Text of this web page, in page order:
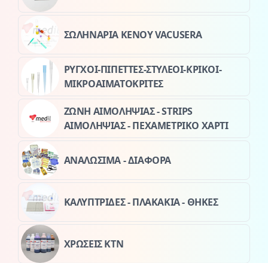
ΣΩΛΗΝΑΡΙΑ ΚΕΝΟΥ VACUSERA
ΡΥΓΧΟΙ-ΠΙΠΕΤΤΕΣ-ΣΤΥΛΕΟΙ-ΚΡΙΚΟΙ-
ΜΙΚΡΟΑΙΜΑΤΟΚΡΙΤΕΣ
ΖΩΝΗ ΑΙΜΟΛΗΨΙΑΣ - STRIPS
ΑΙΜΟΛΗΨΙΑΣ - ΠΕΧΑΜΕΤΡΙΚΟ ΧΑΡΤΙ
ΑΝΑΛΩΣΙΜΑ - ΔΙΑΦΟΡΑ
ΚΑΛΥΠΤΡΙΔΕΣ - ΠΛΑΚΑΚΙΑ - ΘΗΚΕΣ
ΧΡΩΣΕΙΣ ΚΤΝ